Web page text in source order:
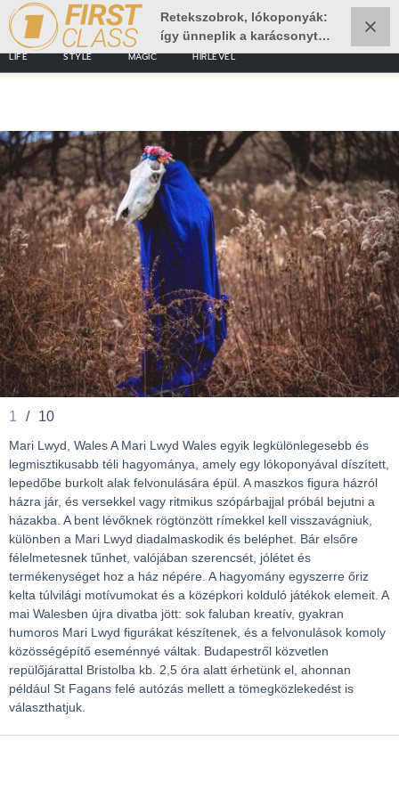
LIFE STYLE MAGIC HÍRLEVÉL
Retekszobrok, lókoponyák:
így ünneplik a karácsonyt
máshol
1 / 10
Mari Lwyd, Wales A Mari Lwyd Wales egyik legkülönlegesebb és
legmisztikusabb téli hagyománya, amely egy lókoponyával díszített,
lepedőbe burkolt alak felvonulására épül. A maszkos figura házról
házra jár, és versekkel vagy ritmikus szópárbajjal próbál bejutni a
házakba. A bent lévőknek rögtönzött rímekkel kell visszavágniuk,
különben a Mari Lwyd diadalmaskodik és beléphet. Bár elsőre
félelmetesnek tűnhet, valójában szerencsét, jólétet és
termékenységet hoz a ház népére. A hagyomány egyszerre őriz
kelta túlvilági motívumokat és a középkori kolduló játékok elemeit. A
mai Walesben újra divatba jött: sok faluban kreatív, gyakran
humoros Mari Lwyd figurákat készítenek, és a felvonulások komoly
közösségépítő eseménnyé váltak. Budapestről közvetlen
repülőjárattal Bristolba kb. 2,5 óra alatt érhetünk el, ahonnan
például St Fagans felé autózás mellett a tömegközlekedést is
választhatjuk.